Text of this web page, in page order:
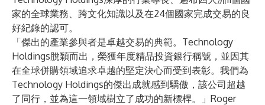
家的全球業務、跨文化知識以及在24個國家完成交易的良
好紀錄的認可。
「傑出的產業參與者是卓越交易的典範。Technology
Holdings脫穎而出，榮獲年度精品投資銀行稱號，並因其
在全球併購領域追求卓越的堅定決心而受到表彰。我們為
Technology Holdings的傑出成就感到驕傲，該公司超越
了同行，並為這一領域樹立了成功的新標桿。」 Roger